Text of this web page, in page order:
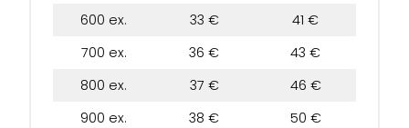
600 ex.
33 €
41 €
700 ex.
36 €
43 €
800 ex.
37 €
46 €
900 ex.
38 €
50 €